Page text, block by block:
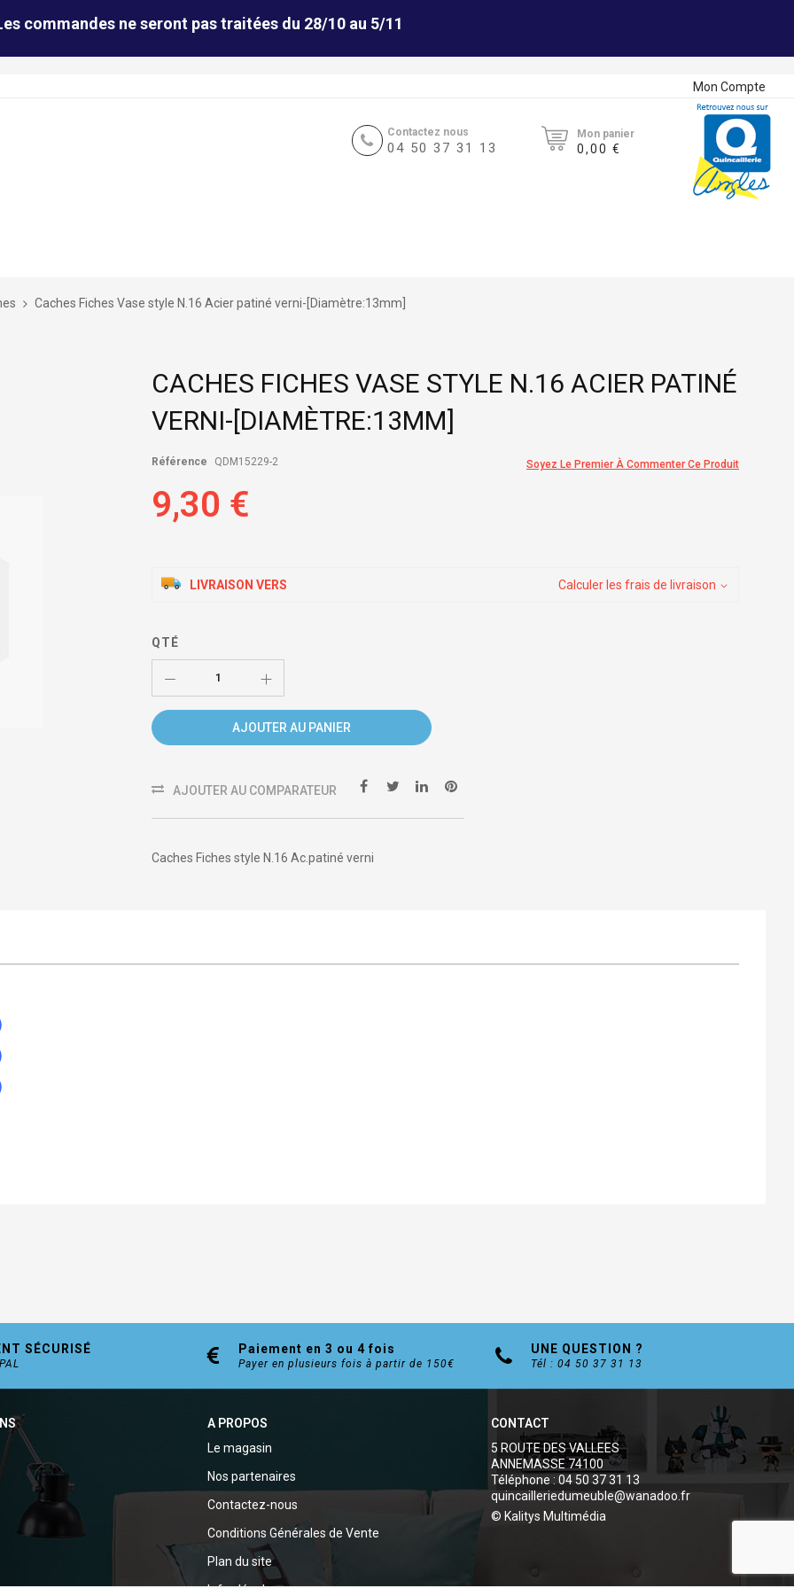
commandes ne seront pas traitées du 28/10 au 5/11
Mon Compte
Contactez nous
04 50 37 31 13
Mon panier
0,00 €
Caches Fiches Vase style N.16 Acier patiné verni-[Diamètre:13mm]
CACHES FICHES VASE STYLE N.16 ACIER PATINÉ
VERNI-[DIAMÈTRE:13MM]
Soyez Le Premier À Commenter Ce Produit
Référence QDM15229-2
9,30 €
LIVRAISON VERS Calculer les frais de livraison
QTÉ
AJOUTER AU PANIER
AJOUTER AU COMPARATEUR
Caches Fiches style N.16 Ac.patiné verni
SÉCURISÉ Paiement en 3 ou 4 fois
Payer en plusieurs fois à partir de 150€
UNE QUESTION ?
Tél : 04 50 37 31 13
A PROPOS
Le magasin
Nos partenaires
Contactez-nous
Conditions Générales de Vente
Plan du site
CONTACT
5 ROUTE DES VALLEES
ANNEMASSE 74100
Téléphone : 04 50 37 31 13
quincailleriedumeuble@wanadoo.fr
© Kalitys Multimédia